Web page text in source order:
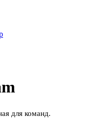
для команд.